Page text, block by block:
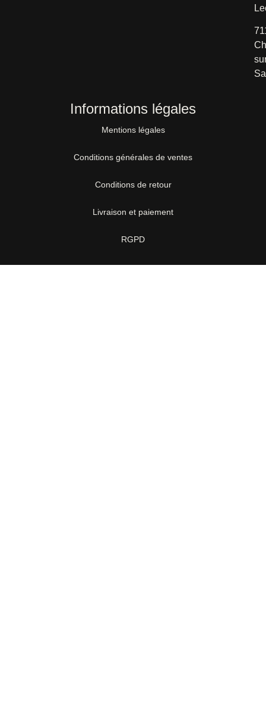
Informations légales
Mentions légales
Conditions générales de ventes
Conditions de retour
Livraison et paiement
RGPD